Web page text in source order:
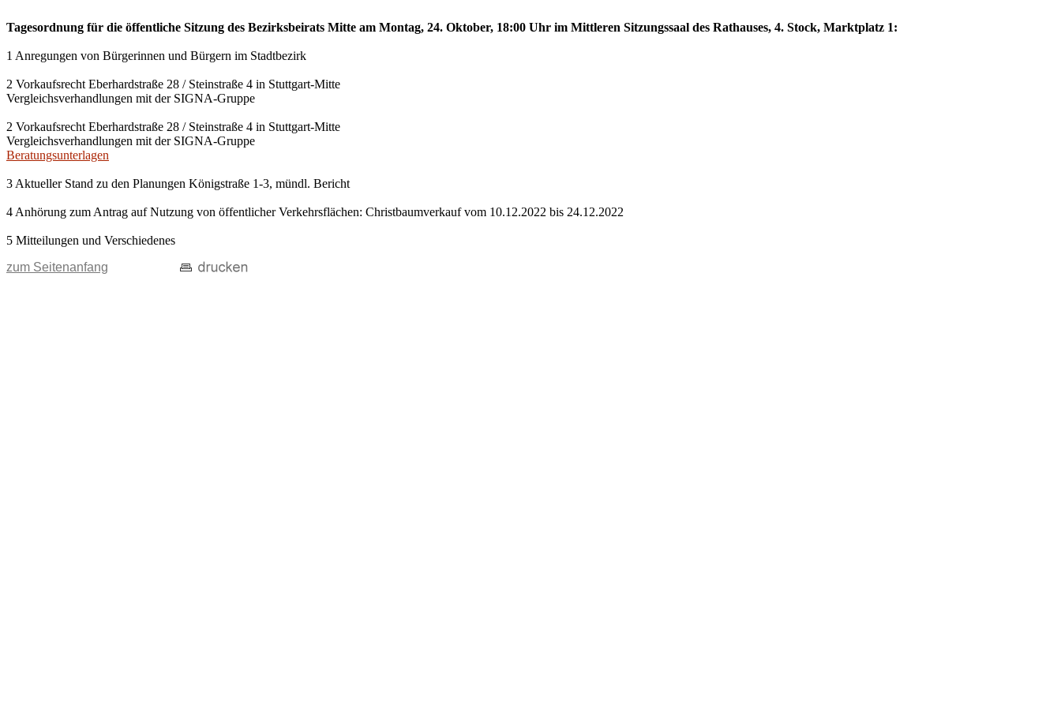
Tagesordnung für die öffentliche Sitzung des Bezirksbeirats Mitte am Montag, 24. Oktober, 18:00 Uhr im Mittleren Sitzungssaal des Rathauses, 4. Stock, Marktplatz 1:
1 Anregungen von Bürgerinnen und Bürgern im Stadtbezirk
2 Vorkaufsrecht Eberhardstraße 28 / Steinstraße 4 in Stuttgart-Mitte
Vergleichsverhandlungen mit der SIGNA-Gruppe
2 Vorkaufsrecht Eberhardstraße 28 / Steinstraße 4 in Stuttgart-Mitte
Vergleichsverhandlungen mit der SIGNA-Gruppe
Beratungsunterlagen
3 Aktueller Stand zu den Planungen Königstraße 1-3, mündl. Bericht
4 Anhörung zum Antrag auf Nutzung von öffentlicher Verkehrsflächen: Christbaumverkauf vom 10.12.2022 bis 24.12.2022
5 Mitteilungen und Verschiedenes
zum Seitenanfang